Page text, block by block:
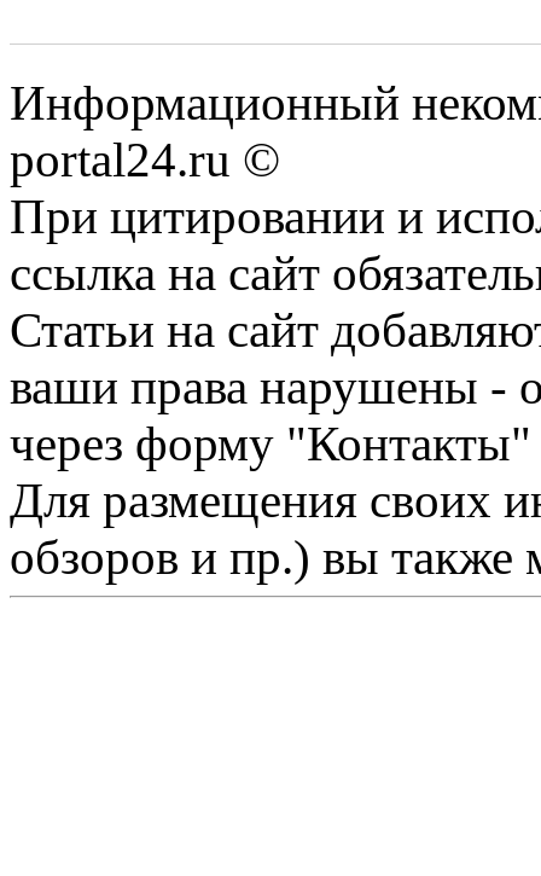
Информационный
portal24.ru ©
При цитировании и
ссылка на сайт
Статьи на сайт
ваши права нарушены -
через форму "Контакты"
Для размещения своих
обзоров и пр.) вы также